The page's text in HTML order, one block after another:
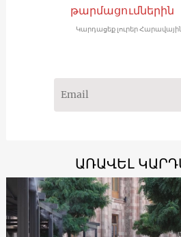
թարմացումներին
Կարդացեք լուրեր
ԱՌԱՎԵԼ